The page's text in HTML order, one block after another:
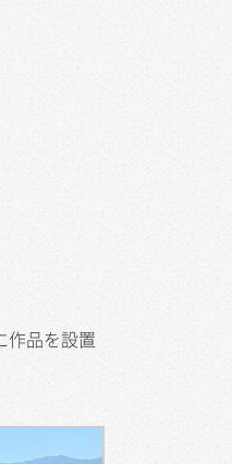
品を設置